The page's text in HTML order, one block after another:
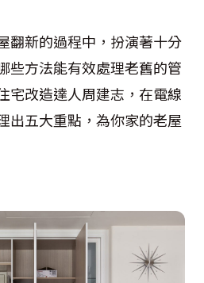
翻新的過程中，扮演著十分
些方法能有效處理老舊的管
宅改造達人周建志，在電線
出五大重點，為你家的老屋